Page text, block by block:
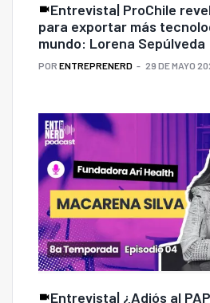
Entrevista| ProChile
para exportar más
mundo: Lorena Sepúlveda
POR ENTREPRENERD 29 DE MAYO
Entrevista| ¿Adiós al